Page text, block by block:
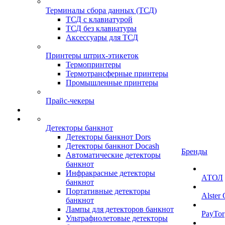
Терминалы сбора данных (ТСД)
ТСД с клавиатурой
ТСД без клавиатуры
Аксессуары для ТСД
Принтеры штрих-этикеток
Термопринтеры
Термотрансферные принтеры
Промышленные принтеры
Прайс-чекеры
Детекторы банкнот
Детекторы банкнот Dors
Детекторы банкнот Docash
Автоматические детекторы
банкнот
Инфракрасные детекторы
банкнот
Портативные детекторы
банкнот
Лампы для детекторов банкнот
Ультрафиолетовые детекторы
Бренды
АТОЛ
Alster
PayTor